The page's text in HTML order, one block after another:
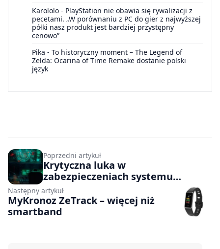
Karololo - PlayStation nie obawia się rywalizacji z
pecetami. „W porównaniu z PC do gier z najwyższej
półki nasz produkt jest bardziej przystępny
cenowo”
Pika - To historyczny moment – The Legend of
Zelda: Ocarina of Time Remake dostanie polski
język
Poprzedni artykuł
Krytyczna luka w
zabezpieczeniach systemu
Windows
Następny artykuł
MyKronoz ZeTrack – więcej niż
smartband